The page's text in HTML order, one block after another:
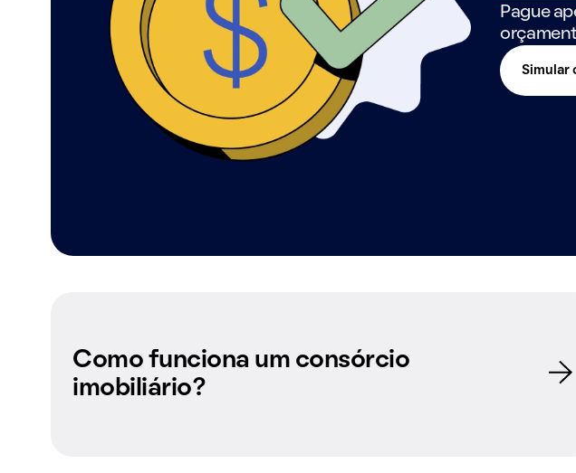
Pague
Simular
Como funciona um consórcio
imobiliário?